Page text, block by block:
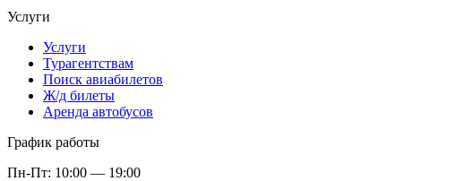
Услуги
Услуги
Турагентствам
Поиск авиабилетов
Ж/д билеты
Аренда автобусов
График работы
Пн-Пт: 10:00 — 19:00